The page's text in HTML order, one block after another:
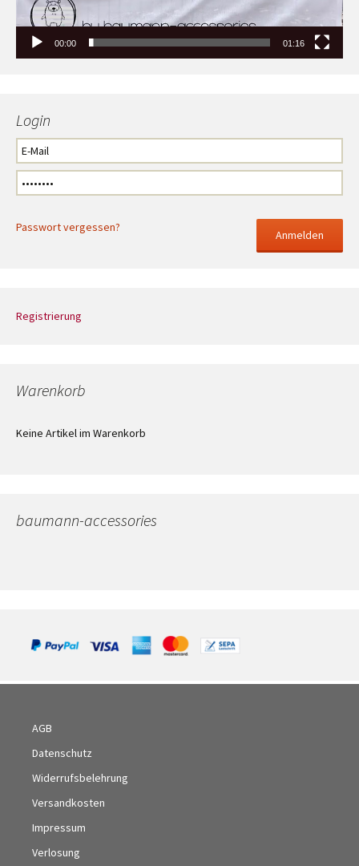
00:00 01:16
Login
Passwort vergessen?
Registrierung
Warenkorb
Keine Artikel im Warenkorb
baumann-accessories
AGB
Datenschutz
Widerrufsbelehrung
Versandkosten
Impressum
Verlosung